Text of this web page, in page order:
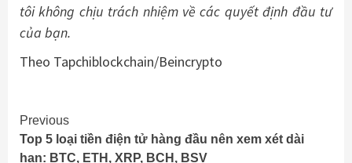
tôi không chịu trách nhiệm về các quyết định đầu tư
của bạn.
Theo Tapchiblockchain/Beincrypto
Continue
Reading
Previous
Top 5 loại tiền điện tử hàng đầu nên xem xét dài
hạn: BTC, ETH, XRP, BCH, BSV